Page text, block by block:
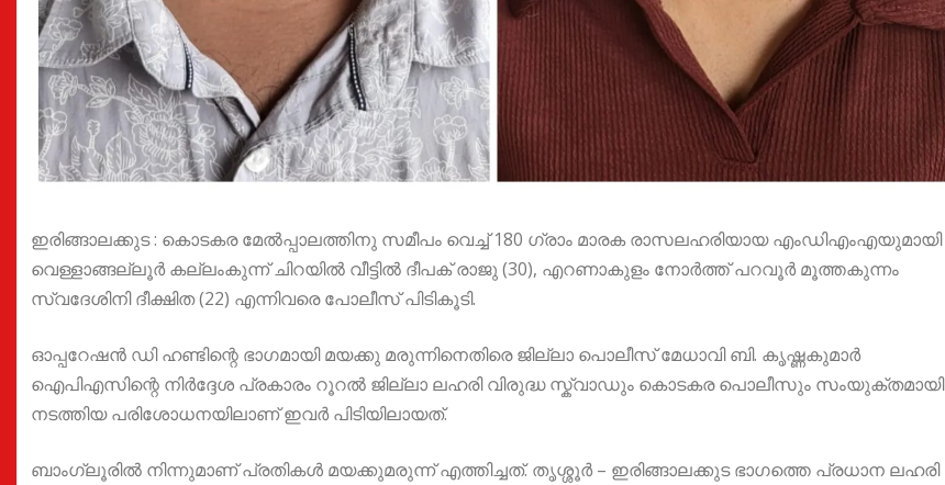
ഇരിങ്ങാലക്കുട : കൊടകര മേൽപ്പാലത്തിനു സമീപം വെച്ച് 180 ഗ്രാം മാരക രാസലഹരിയായ എംഡിഎംഎയുമായി
വെള്ളാങ്ങല്ലൂർ കല്ലംകുന്ന് ചിറയിൽ വീട്ടിൽ ദീപക് രാജു (30), എറണാകുളം നോർത്ത് പറവൂർ മൂത്തകുന്നം
സ്വദേശിനി ദീക്ഷിത (22) എന്നിവരെ പോലീസ് പിടികൂടി.
ഓപ്പറേഷൻ ഡി ഹണ്ടിന്റെ ഭാഗമായി മയക്കു മരുന്നിനെതിരെ ജില്ലാ പൊലീസ് മേധാവി ബി. കൃഷ്ണകുമാർ
ഐപിഎസിന്റെ നിർദ്ദേശ പ്രകാരം റൂറൽ ജില്ലാ ലഹരി വിരുദ്ധ സ്ക്വാഡും കൊടകര പൊലീസും സംയുക്തമായി
നടത്തിയ പരിശോധനയിലാണ് ഇവർ പിടിയിലായത്.
ബാംഗ്ലൂരിൽ നിന്നുമാണ് പ്രതികൾ മയക്കുമരുന്ന് എത്തിച്ചത്. തൃശ്ശൂർ – ഇരിങ്ങാലക്കുട ഭാഗത്തെ പ്രധാന ലഹരി